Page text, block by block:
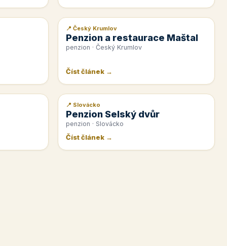
📰 PR článek
📍 Český Krumlov
Penzion a restaurace Maštal
penzion · Český Krumlov
Číst článek →
📰 PR článek
📍 Slovácko
Penzion Selský dvůr
penzion · Slovácko
Číst článek →